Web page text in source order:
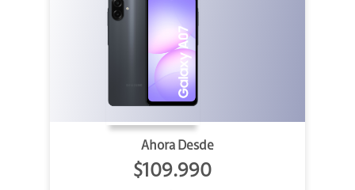
Ahora Desde
$109.990